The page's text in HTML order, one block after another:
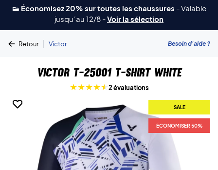
👟 Économisez 20% sur toutes les chaussures -Valable
jusqu´au 12/8 -Voir la sélection
Retour | Victor Besoin d'aide ?
Victor T-25001 T-Shirt White
2 évaluations
SALE
ÉCONOMISER 50%
SALE
ÉCONOMISER 50%